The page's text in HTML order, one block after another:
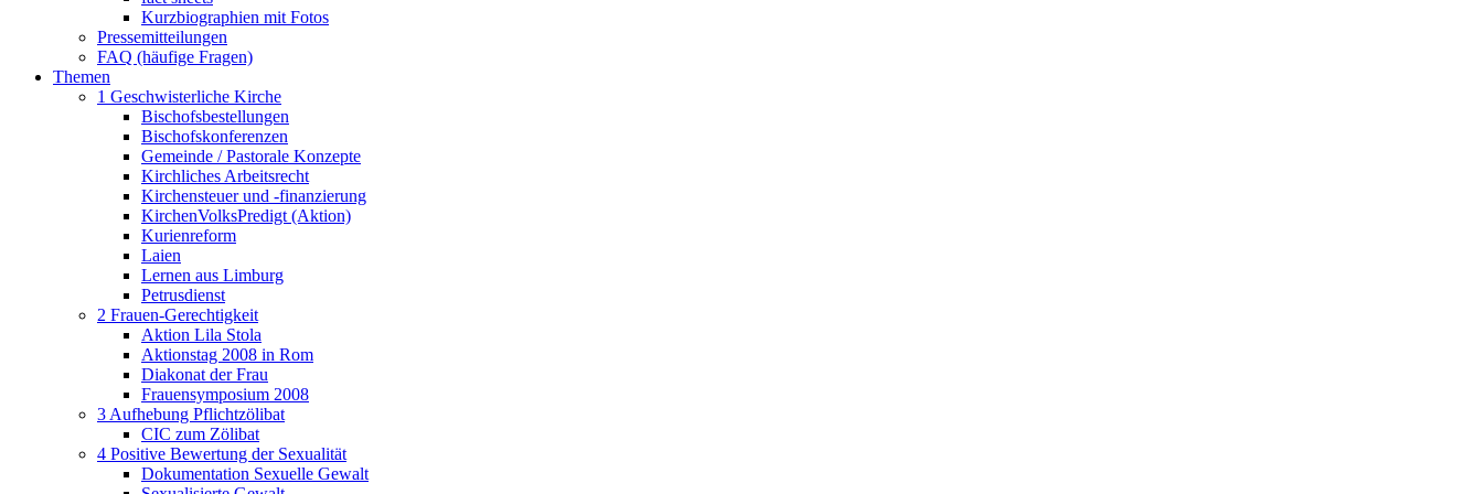
Kurzbiographien mit Fotos
Pressemitteilungen
FAQ (häufige Fragen)
Themen
1 Geschwisterliche Kirche
Bischofsbestellungen
Bischofskonferenzen
Gemeinde / Pastorale Konzepte
Kirchliches Arbeitsrecht
Kirchensteuer und -finanzierung
KirchenVolksPredigt (Aktion)
Kurienreform
Laien
Lernen aus Limburg
Petrusdienst
2 Frauen-Gerechtigkeit
Aktion Lila Stola
Aktionstag 2008 in Rom
Diakonat der Frau
Frauensymposium 2008
3 Aufhebung Pflichtzölibat
CIC zum Zölibat
4 Positive Bewertung der Sexualität
Dokumentation Sexuelle Gewalt